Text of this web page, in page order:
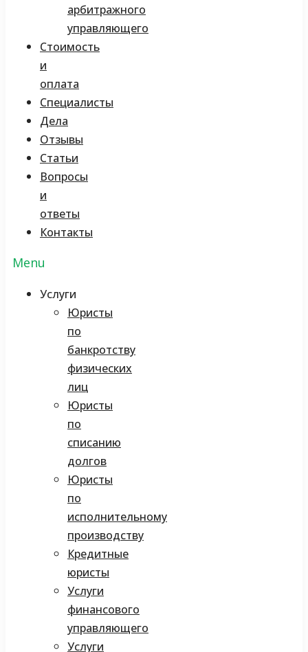
арбитражного
управляющего
Стоимость
и
оплата
Специалисты
Дела
Отзывы
Статьи
Вопросы
и
ответы
Контакты
Menu
Услуги
Юристы
по
банкротству
физических
лиц
Юристы
по
списанию
долгов
Юристы
по
исполнительному
производству
Кредитные
юристы
Услуги
финансового
управляющего
Услуги